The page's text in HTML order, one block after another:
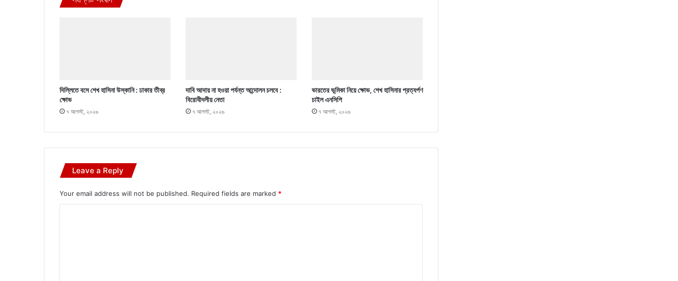
দিল্লিতে বসে শেখ হাসিনা উস্কানি : ঢাকার তীব্র
ক্ষোভ
৭ আগস্ট, ২০২৬
দাবি আদায় না হওয়া পর্যন্ত আন্দোলন চলবে :
বিরোধীদলীয় নেতা
৭ আগস্ট, ২০২৬
ভারতের ভূমিকা নিয়ে ক্ষোভ, শেখ হাসিনার প্রত্যর্পণ
চাইল এনসিপি
৭ আগস্ট, ২০২৬
Leave a Reply
Your email address will not be published. Required fields are marked *